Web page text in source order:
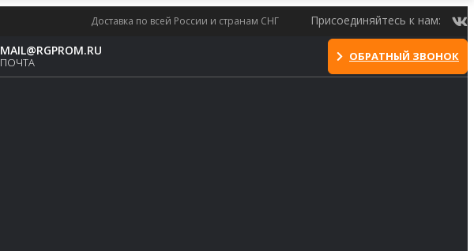
Доставка по всей России и странам СНГ Присоединяйтесь к нам:
MAIL@RGPROM.RU
ПОЧТА ОБРАТНЫЙ ЗВОНОК